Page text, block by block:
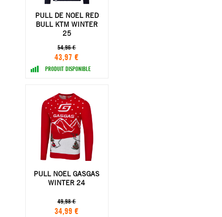
PULL DE NOEL RED
BULL KTM WINTER
25
54,96 €
43,97 €
PRODUIT DISPONIBLE
PULL NOEL GASGAS
WINTER 24
49,98 €
34,99 €